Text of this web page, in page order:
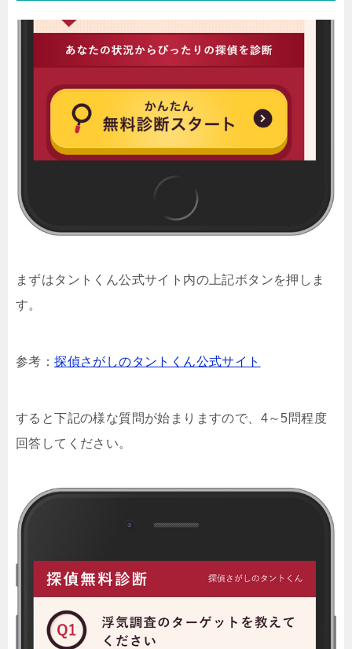
まずはタントくん公式サイト内の上記ボタンを押しま
す。
参考：探偵さがしのタントくん公式サイト
すると下記の様な質問が始まりますので、4～5問程度
回答してください。